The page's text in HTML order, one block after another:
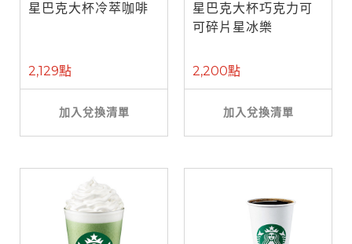
星巴克大杯冷萃咖啡
2,129點
加入兌換清單
星巴克大杯巧克力可
可碎片星冰樂
2,200點
加入兌換清單